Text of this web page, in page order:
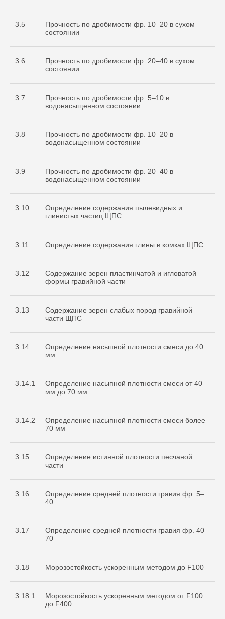
3.5
Прочность по дробимости фр. 10–20 в сухом
состоянии
3.6
Прочность по дробимости фр. 20–40 в сухом
состоянии
3.7
Прочность по дробимости фр. 5–10 в
водонасыщенном состоянии
3.8
Прочность по дробимости фр. 10–20 в
водонасыщенном состоянии
3.9
Прочность по дробимости фр. 20–40 в
водонасыщенном состоянии
3.10
Определение содержания пылевидных и
глинистых частиц ЩПС
3.11 Определение содержания глины в комках ЩПС
3.12
Содержание зерен пластинчатой и игловатой
формы гравийной части
3.13
Содержание зерен слабых пород гравийной
части ЩПС
3.14
Определение насыпной плотности смеси до 40
мм
3.14.1
Определение насыпной плотности смеси от 40
мм до 70 мм
3.14.2
Определение насыпной плотности смеси более
70 мм
3.15
Определение истинной плотности песчаной
части
3.16
Определение средней плотности гравия фр. 5–
40
3.17
Определение средней плотности гравия фр. 40–
70
3.18 Морозостойкость ускоренным методом до F100
3.18.1
Морозостойкость ускоренным методом от F100
до F400